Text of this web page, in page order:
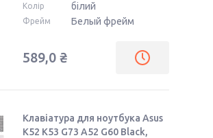
Колір білий
Фрейм Белый фрейм
589,0 ₴
Клавіатура для ноутбука Asus
K52 K53 G73 A52 G60 Black,